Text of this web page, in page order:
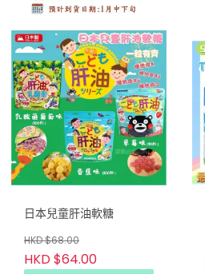
日本兒童肝油軟糖
HKD $68.00
HKD $64.00